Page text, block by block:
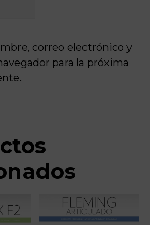
correo electrónico y
para la próxima